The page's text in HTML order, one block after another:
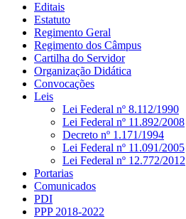
Editais
Estatuto
Regimento Geral
Regimento dos Câmpus
Cartilha do Servidor
Organização Didática
Convocações
Leis
Lei Federal nº 8.112/1990
Lei Federal nº 11.892/2008
Decreto nº 1.171/1994
Lei Federal nº 11.091/2005
Lei Federal nº 12.772/2012
Portarias
Comunicados
PDI
PPP 2018-2022